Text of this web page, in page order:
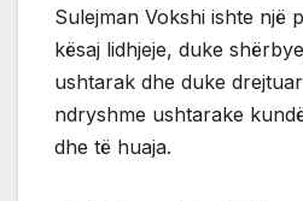
Sulejman Vokshi ishte një
kësaj lidhjeje, duke
ushtarak dhe duke
ndryshme ushtarake
dhe të huaja.